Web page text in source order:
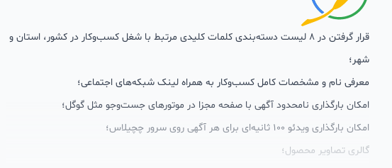
قرار گرفتن در 8 لیست دسته‌بندی کلمات کلیدی مرتبط با شغل کسب‌وکار در کشور، استان و
شهر؛
معرفی نام و مشخصات کامل کسب‌وکار به همراه لینک شبکه‌های اجتماعی؛
امکان بارگذاری نامحدود آگهی با صفحه مجزا در موتورهای جست‌وجو مثل گوگل؛
امکان بارگذاری ویدئو 100 ثانیه‌ای برای هر آگهی روی سرور چچیلاس؛
گالری تصاویر محصول؛